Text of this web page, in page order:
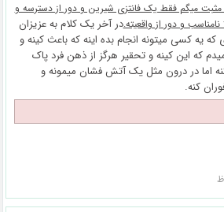
میگم فقط یک فانتزی شیرین و دور از دسترسه و
و دور از واقعیته.در آخر یک کلام به عزیزان
که یه کسی میتونه انجام بده اینه که باعث کینه و
که این کینه و تحقیر هرگز از ذهن فرد پاک
اما در درون مثل یک آتش فشان میمونه و
کنه.